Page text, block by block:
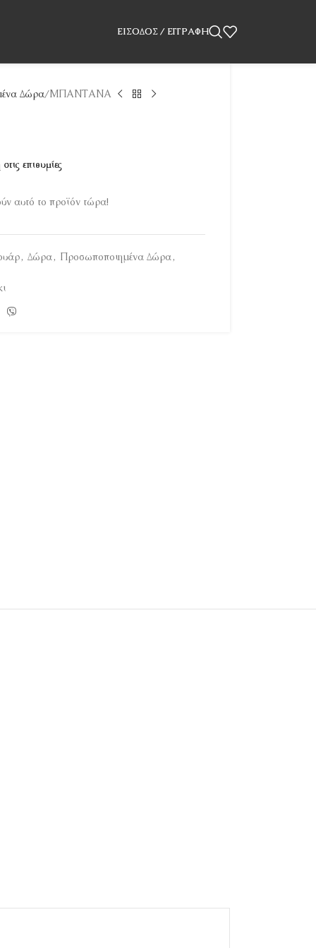
ΕΊΣΟΔΟΣ / ΕΓΓΡΑΦΉ
Δώρα ΜΠΑΝΤΑΝΑ
επιθυμίες
αυτό το προϊόν τώρα!
, Δώρα, Προσωποποιημένα Δώρα,